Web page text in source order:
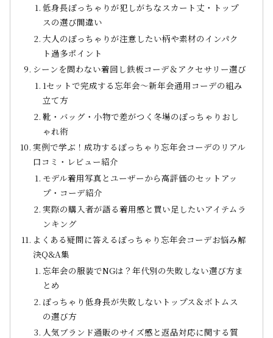
低身長ぽっちゃりが犯しがちなスカート丈・トップ
スの選び間違い
大人のぽっちゃりが注意したい柄や素材のインパク
ト過多ポイント
シーンを問わない着回し鉄板コーデ＆アクセサリー選び
1セットで完成する忘年会～新年会通用コーデの組み
立て方
靴・バッグ・小物で差がつく冬場のぽっちゃりおし
ゃれ術
実例で学ぶ！成功するぽっちゃり忘年会コーデのリアル
口コミ・レビュー紹介
モデル着用写真とユーザーから高評価のセットアッ
プ・コーデ紹介
実際の購入者が語る着用感と買い足したいアイテムラ
ンキング
よくある疑問に答えるぽっちゃり忘年会コーデお悩み解
決Q&A集
忘年会の服装でNGは？年代別の失敗しない選び方ま
とめ
ぽっちゃり低身長が失敗しないトップス＆ボトムス
の選び方
人気ブランド通販のサイズ感と返品対応に関する質